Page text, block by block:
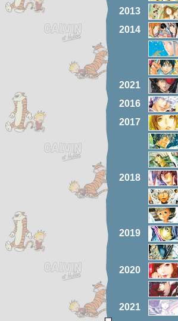
2013
2014
2021
2016
2017
2018
2019
2020
2021